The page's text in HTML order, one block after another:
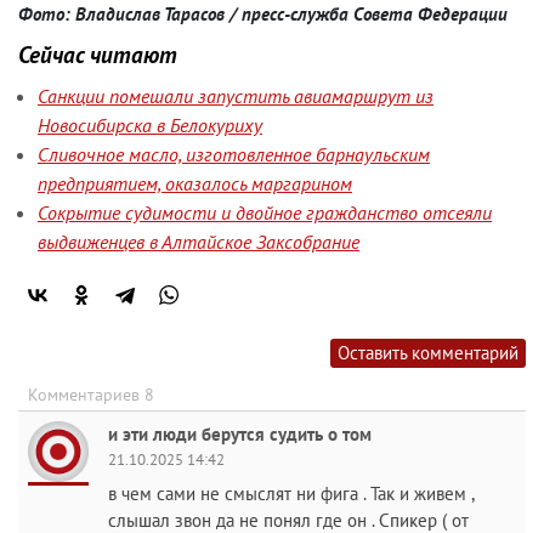
Фото: Владислав Тарасов / пресс-служба Совета Федерации
Сейчас читают
Санкции помешали запустить авиамаршрут из
Новосибирска в Белокуриху
Сливочное масло, изготовленное барнаульским
предприятием, оказалось маргарином
Сокрытие судимости и двойное гражданство отсеяли
выдвиженцев в Алтайское Заксобрание
Оставить комментарий
Комментариев 8
и эти люди берутся судить о том
21.10.2025 14:42
в чем сами не смыслят ни фига . Так и живем ,
слышал звон да не понял где он . Спикер ( от